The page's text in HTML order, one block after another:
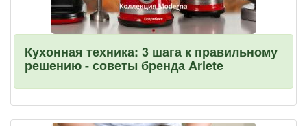
Кухонная техника: 3 шага к правильному
решению - советы бренда Ariete